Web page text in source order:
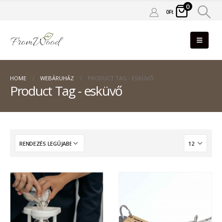
0Ft
0
HOME WEBÁRUHÁZ PRODUCT TAG - ESKÜVŐ
Product Tag - esküvő